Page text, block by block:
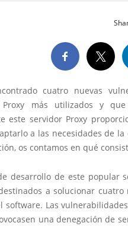
cuatro nuevas
Proxy más utilizados y
este servidor Proxy
a las necesidades de
os contamos en qué
desarrollo de este popular
a solucionar cuatro
software. Las
una denegación de